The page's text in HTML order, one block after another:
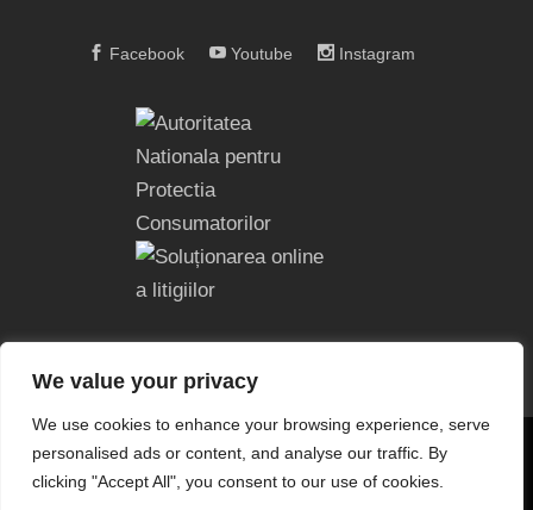
We value your privacy
We use cookies to enhance your browsing experience, serve
personalised ads or content, and analyse our traffic. By
clicking "Accept All", you consent to our use of cookies.
Facebook Youtube Instagram
COPYRIGHT © 2004 – 2023
EDITURA ACREDITATĂ CNCS